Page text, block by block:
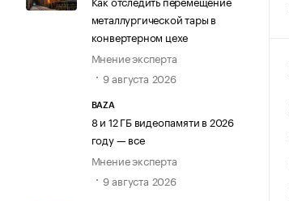
металлургической тары в
конвертерном цехе
Мнение эксперта
9 августа 2026
BAZA
8 и 12 ГБ видеопамяти в 2026
году — все
Мнение эксперта
9 августа 2026